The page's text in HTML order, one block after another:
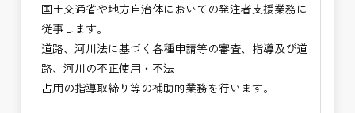
⭐＝＝お祝い金100,000円＝＝⭐
※お祝い金の支給条件は、入社より3ヶ月経過され
た方が対象となります。
その他支給条件の詳細については、問い合わせくだ
さい。
国土交通省や地方自治体においての発注者支援業務に
従事します。
道路、河川法に基づく各種申請等の審査、指導及び道
路、河川の不正使用・不法
占用の指導取締り等の補助的業務を行います。